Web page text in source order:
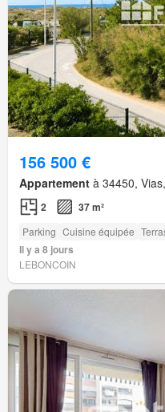
156 500 €
Appartement à 34450,
2 37 m²
Parking Cuisine équipée
Il y a 8 jours
LEBONCOIN